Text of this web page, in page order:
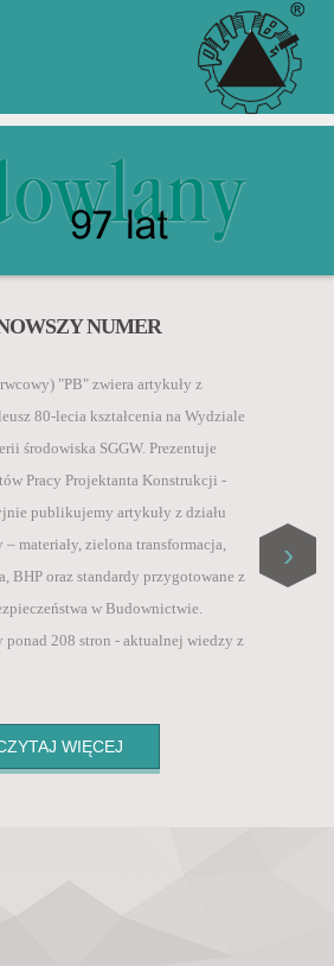
NUMER
"PB" zwiera artykuły z
80-lecia kształcenia na Wydziale
środowiska SGGW. Prezentuje
Pracy Projektanta Konstrukcji -
publikujemy artykuły z działu
materiały, zielona transformacja,
BHP oraz standardy przygotowane z
w Budownictwie.
ponad 208 stron - aktualnej wiedzy z
WIĘCEJ
PRZEZ
Ministra Edukacji i Nauki z 5
materiałów z konferencji
autorzy za publikację artykułu
Inżynieria i Budownictwo
otrzymują 40 pkt.
polskich czasopism
technicznych:
• BazTech,
International ICI Journals
/ ICI World of Journals,
Bibliografia Naukowa (Polish
Biblioraphy),
Baza Cytowań (Polish
Database),
DO KUPNA
I
WIĘCEJ
›